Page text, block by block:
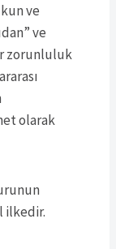
ve
ve
zorunluluk
olarak
ilkedir.